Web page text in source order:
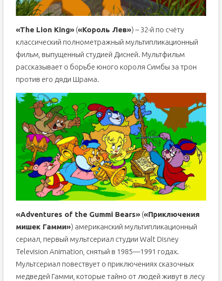
«The Lion King»(«Король Лев») – 32-й по счёту
классический полнометражный мультипликационный
фильм, выпущенный студией Дисней. Мультфильм
рассказывает о борьбе юного короля Симбы за трон
против его дяди Шрама.
«Adventures of the Gummi Bears»(«Приключения
мишек Гамми») американский мультипликационный
сериал, первый мультсериал студии Walt Disney
Television Animation, снятый в 1985—1991 годах.
Мультсериал повествует о приключениях сказочных
медведей Гамми, которые тайно от людей живут в лесу